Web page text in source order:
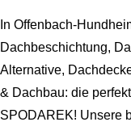
In Offenbach-
Dachbeschichtung,
Alternative,
& Dachbau: die
SPODAREK! Unsere